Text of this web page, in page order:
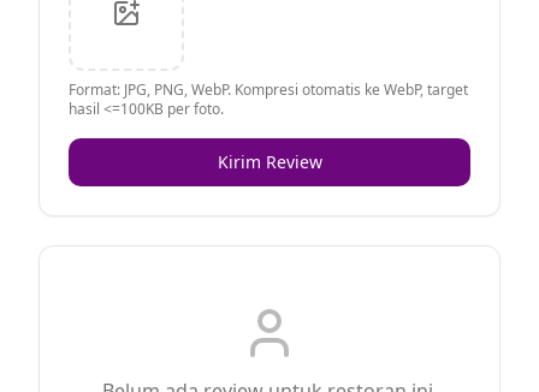
Format: JPG, PNG, WebP. Kompresi otomatis ke WebP, target
hasil <=100KB per foto.
Kirim Review